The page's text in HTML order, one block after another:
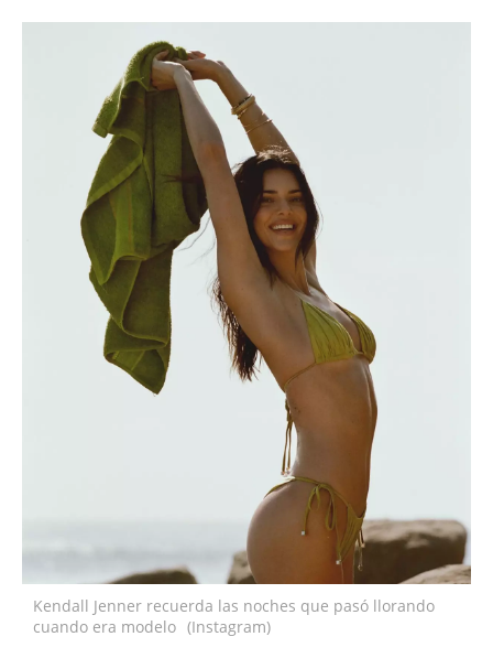
Kendall Jenner recuerda las noches que pasó llorando
cuando era modelo (Instagram)